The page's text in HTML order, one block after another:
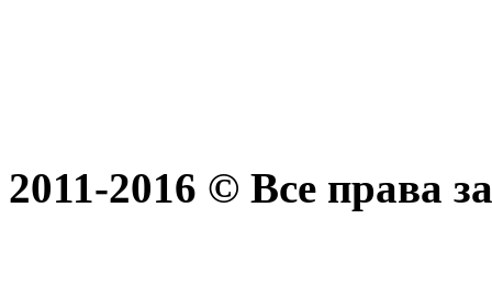
2011-2016 © Все права